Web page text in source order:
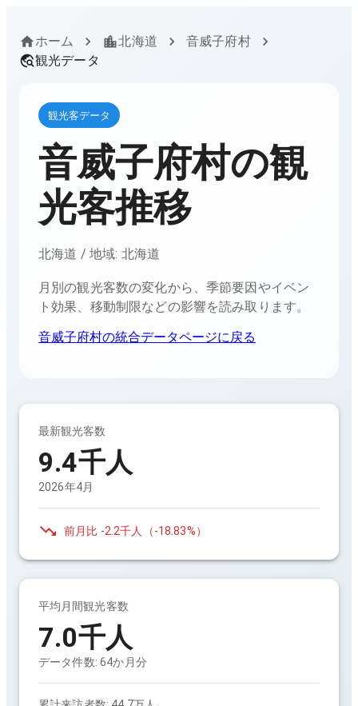
ホーム 北海道
音威子府村
観光データ
観光客データ
音威子府村の観
光客推移
北海道 / 地域: 北海道
月別の観光客数の変化から、季節要因やイベン
ト効果、移動制限などの影響を読み取ります。
音威子府村の統合データページに戻る
最新観光客数
9.4千人
2026年4月
前月比 -2.2千人 （-18.83%）
平均月間観光客数
7.0千人
データ件数:64か月分